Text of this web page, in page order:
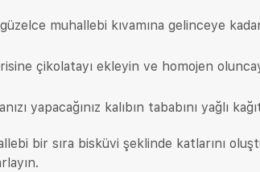
muhallebi kıvamına gelinceye
çikolatayı ekleyin ve homojen
yapacağınız kalıbın tababını yağlı
bir sıra bisküvi şeklinde katlarını